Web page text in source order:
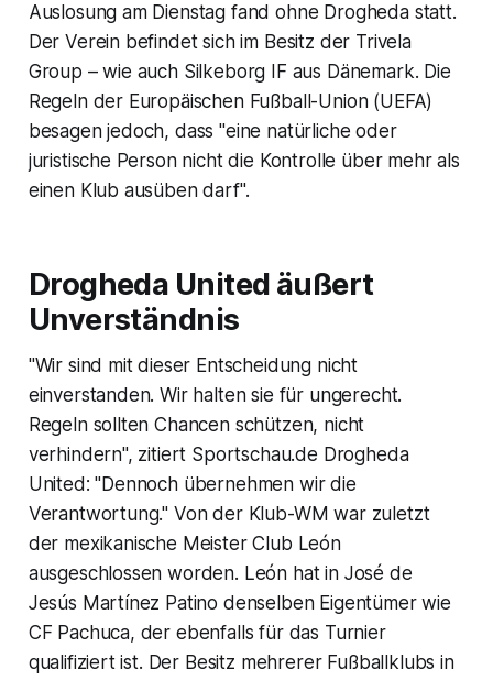
Auslosung am Dienstag fand ohne Drogheda statt.
Der Verein befindet sich im Besitz der Trivela
Group – wie auch Silkeborg IF aus Dänemark. Die
Regeln der Europäischen Fußball-Union (UEFA)
besagen jedoch, dass "eine natürliche oder
juristische Person nicht die Kontrolle über mehr als
einen Klub ausüben darf".
Drogheda United äußert
Unverständnis
"Wir sind mit dieser Entscheidung nicht
einverstanden. Wir halten sie für ungerecht.
Regeln sollten Chancen schützen, nicht
verhindern", zitiert Sportschau.de Drogheda
United: "Dennoch übernehmen wir die
Verantwortung." Von der Klub-WM war zuletzt
der mexikanische Meister Club León
ausgeschlossen worden. León hat in José de
Jesús Martínez Patino denselben Eigentümer wie
CF Pachuca, der ebenfalls für das Turnier
qualifiziert ist. Der Besitz mehrerer Fußballklubs in